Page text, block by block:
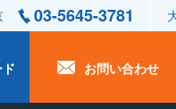
03-5645-3781
お問い合わせ